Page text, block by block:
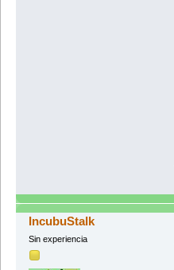
IncubuStalk
Sin experiencia